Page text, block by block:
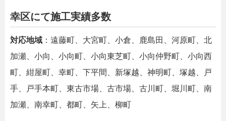
幸区にて施工実績多数
対応地域 ：遠藤町、大宮町、小倉、鹿島田、河原町、北
加瀬、小向、小向町、小向東芝町、小向仲野町、小向西
町、紺屋町、幸町、下平間、新塚越、神明町、塚越、戸
手、戸手本町、東古市場、古市場、古川町、堀川町、南
加瀬、南幸町、都町、矢上、柳町